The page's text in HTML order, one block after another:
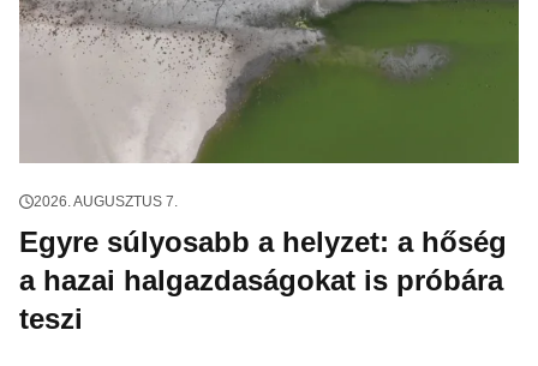
2026. AUGUSZTUS 7.
Egyre súlyosabb a helyzet: a hőség
a hazai halgazdaságokat is próbára
teszi